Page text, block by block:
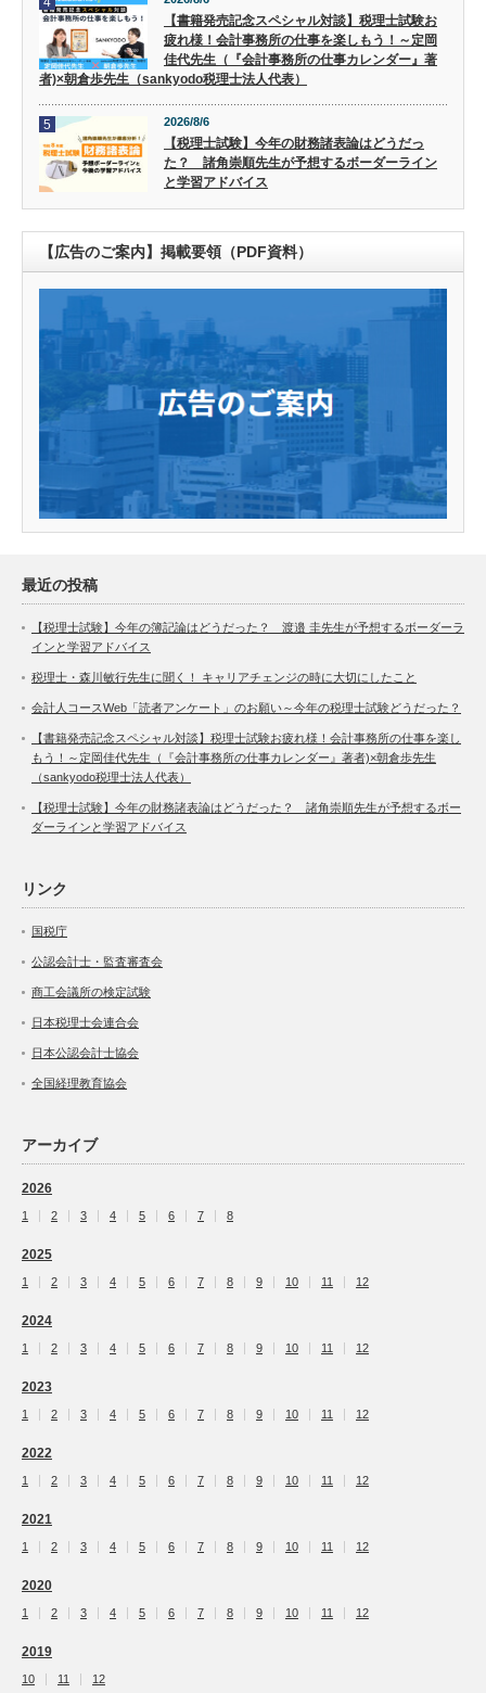
【書籍発売記念スペシャル対談】税理士試験お
疲れ様！会計事務所の仕事を楽しもう！～定岡
佳代先生（『会計事務所の仕事カレンダー』著
者)×朝倉歩先生（sankyodo税理士法人代表）
5 2026/8/6
【税理士試験】今年の財務諸表論はどうだっ
た？ 諸角崇順先生が予想するボーダーライン
と学習アドバイス
【広告のご案内】掲載要領（PDF資料）
最近の投稿
【税理士試験】今年の簿記論はどうだった？ 渡邉 圭先生が予想するボーダーラ
インと学習アドバイス
税理士・森川敏行先生に聞く！ キャリアチェンジの時に大切にしたこと
会計人コースWeb「読者アンケート」のお願い～今年の税理士試験どうだった？
【書籍発売記念スペシャル対談】税理士試験お疲れ様！会計事務所の仕事を楽し
もう！～定岡佳代先生（『会計事務所の仕事カレンダー』著者)×朝倉歩先生
（sankyodo税理士法人代表）
【税理士試験】今年の財務諸表論はどうだった？ 諸角崇順先生が予想するボー
ダーラインと学習アドバイス
リンク
国税庁
公認会計士・監査審査会
商工会議所の検定試験
日本税理士会連合会
日本公認会計士協会
全国経理教育協会
アーカイブ
2026
1 2 3 4 5 6 7 8
2025
1 2 3 4 5 6 7 8 9 10 11 12
2024
1 2 3 4 5 6 7 8 9 10 11 12
2023
1 2 3 4 5 6 7 8 9 10 11 12
2022
1 2 3 4 5 6 7 8 9 10 11 12
2021
1 2 3 4 5 6 7 8 9 10 11 12
2020
1 2 3 4 5 6 7 8 9 10 11 12
2019
10 11 12